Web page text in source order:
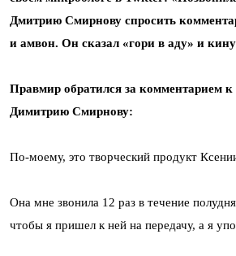
Дмитрию Смирнову спросить
и амвон. Он сказал «гори в аду» и
Правмир обратился за комментарием к
Димитрию Смирнову:
По-моему, это творческий продукт
Она мне звонила 12 раз в течение
чтобы я пришел к ней на передачу, а я